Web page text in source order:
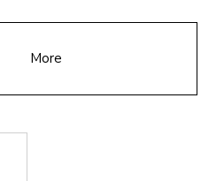
More